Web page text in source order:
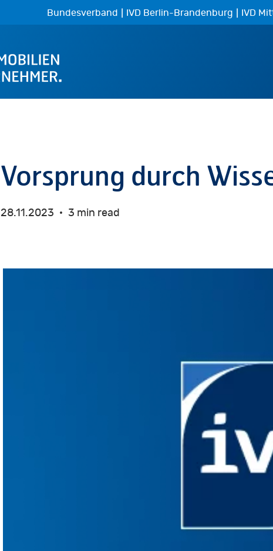
Bundesverband | IVD Berlin-Brandenburg | IVD
Vorsprung durch
28.11.2023 3 min read